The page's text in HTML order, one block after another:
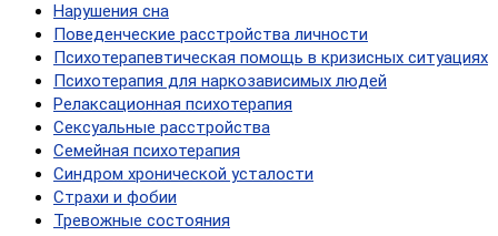
Нарушения сна
Поведенческие расстройства личности
Психотерапевтическая помощь в кризисных ситуациях
Психотерапия для наркозависимых людей
Релаксационная психотерапия
Сексуальные расстройства
Семейная психотерапия
Синдром хронической усталости
Страхи и фобии
Тревожные состояния